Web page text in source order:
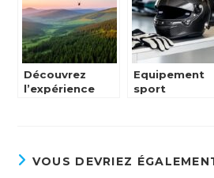
l’Été
en fonction
prix et de la
qualité
Découvrez
l’expérience
Equipement
sport
Sparco, Bell
VOUS DEVRIEZ